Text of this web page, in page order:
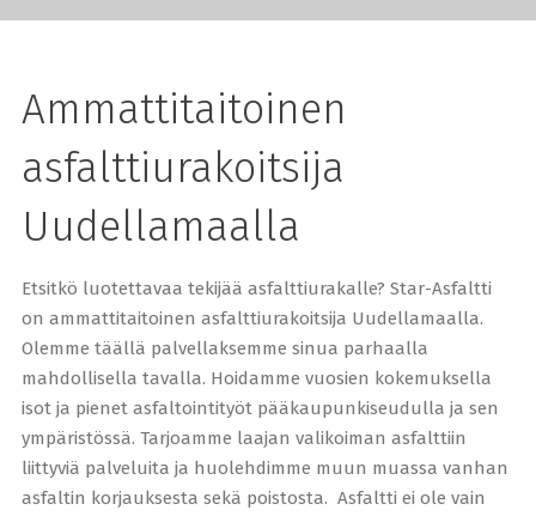
Ammattitaitoinen
asfalttiurakoitsija
Uudellamaalla
Etsitkö luotettavaa tekijää asfalttiurakalle? Star-Asfaltti
on ammattitaitoinen asfalttiurakoitsija Uudellamaalla.
Olemme täällä palvellaksemme sinua parhaalla
mahdollisella tavalla. Hoidamme vuosien kokemuksella
isot ja pienet asfaltointityöt pääkaupunkiseudulla ja sen
ympäristössä. Tarjoamme laajan valikoiman asfalttiin
liittyviä palveluita ja huolehdimme muun muassa vanhan
asfaltin korjauksesta sekä poistosta. Asfaltti ei ole vain